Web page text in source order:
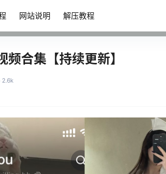
网站说明 解压教程
合集【持续更新】
2.6k